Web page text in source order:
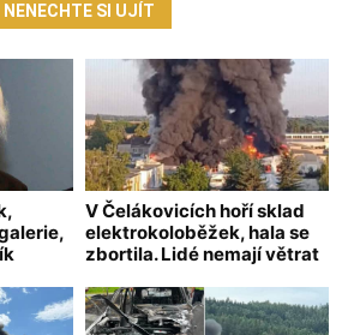
NENECHTE SI UJÍT
V Čelákovicích hoří sklad
elektrokoloběžek, hala se
zbortila. Lidé nemají větrat